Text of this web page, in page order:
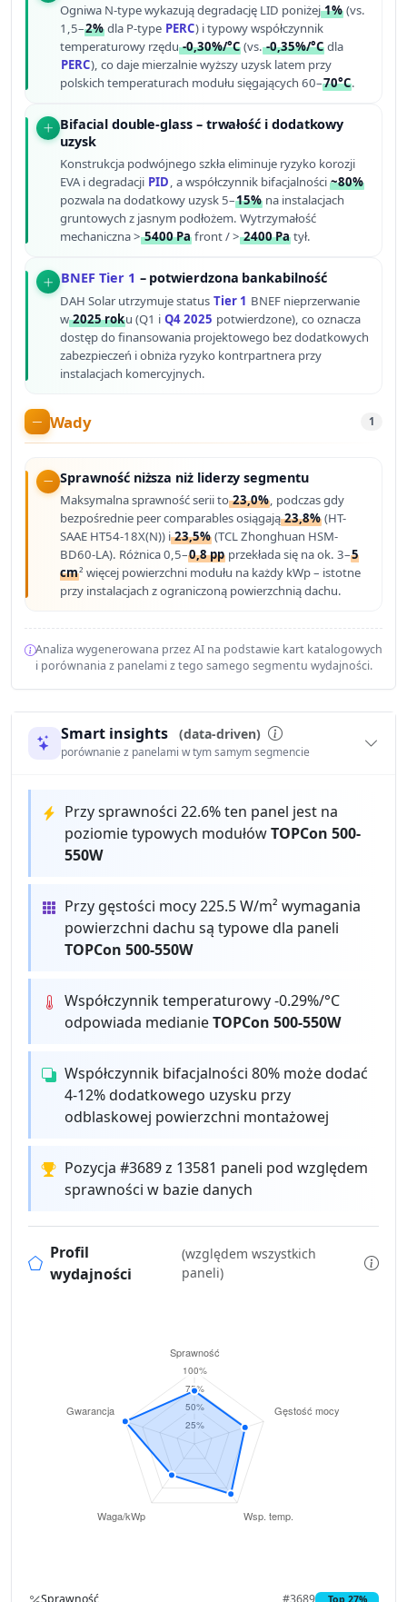
Ogniwa N-type wykazują degradację LID poniżej1% (vs.
1,5–2% dla P-type PERC) i typowy współczynnik
temperaturowy rzędu-0,30%/°C (vs.-0,35%/°C dla
PERC), co daje mierzalnie wyższy uzysk latem przy
polskich temperaturach modułu sięgających 60–70°C.
Bifacial double-glass – trwałość i dodatkowy
uzysk
Konstrukcja podwójnego szkła eliminuje ryzyko korozji
EVA i degradacji PID, a współczynnik bifacjalności~80%
pozwala na dodatkowy uzysk 5–15% na instalacjach
gruntowych z jasnym podłożem. Wytrzymałość
mechaniczna >5400 Pa front / >2400 Pa tył.
BNEF Tier 1 – potwierdzona bankabilność
DAH Solar utrzymuje status Tier 1 BNEF nieprzerwanie
w2025 roku (Q1 i Q4 2025 potwierdzone), co oznacza
dostęp do finansowania projektowego bez dodatkowych
zabezpieczeń i obniża ryzyko kontrpartnera przy
instalacjach komercyjnych.
Wady 1
Sprawność niższa niż liderzy segmentu
Maksymalna sprawność serii to23,0%, podczas gdy
bezpośrednie peer comparables osiągają23,8% (HT-
SAAE HT54-18X(N)) i23,5% (TCL Zhonghuan HSM-
BD60-LA). Różnica 0,5–0,8 pp przekłada się na ok. 3–5
cm² więcej powierzchni modułu na każdy kWp – istotne
przy instalacjach z ograniczoną powierzchnią dachu.
Analiza wygenerowana przez AI na podstawie kart katalogowych
i porównania z panelami z tego samego segmentu wydajności.
Smart insights (data-driven)
porównanie z panelami w tym samym segmencie
Przy sprawności 22.6% ten panel jest na
poziomie typowych modułówTOPCon 500-
550W
Przy gęstości mocy 225.5 W/m² wymagania
powierzchni dachu są typowe dla paneli
TOPCon 500-550W
Współczynnik temperaturowy -0.29%/°C
odpowiada medianieTOPCon 500-550W
Współczynnik bifacjalności 80% może dodać
4-12% dodatkowego uzysku przy
odblaskowej powierzchni montażowej
Pozycja #3689 z 13581 paneli pod względem
sprawności w bazie danych
Profil
wydajności
(względem wszystkich
paneli)